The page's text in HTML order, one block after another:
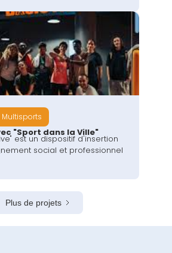
Multisports
"Sport dans la Ville"
est un dispositif d'insertion
social et professionnel
Plus de projets